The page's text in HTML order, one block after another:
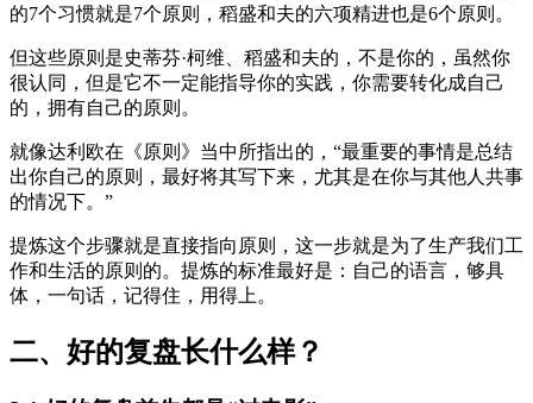
的7个习惯就是7个原则，稻盛和夫的六项精进也是6个原则。
但这些原则是史蒂芬·柯维、稻盛和夫的，不是你的，虽然你
很认同，但是它不一定能指导你的实践，你需要转化成自己
的，拥有自己的原则。
就像达利欧在《原则》当中所指出的，“最重要的事情是总结
出你自己的原则，最好将其写下来，尤其是在你与其他人共事
的情况下。”
提炼这个步骤就是直接指向原则，这一步就是为了生产我们工
作和生活的原则的。提炼的标准最好是：自己的语言，够具
体，一句话，记得住，用得上。
二、好的复盘长什么样？